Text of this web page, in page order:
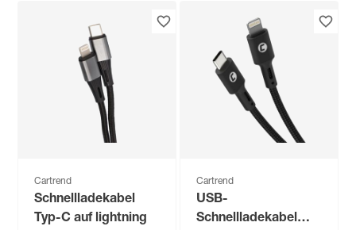
Cartrend
Schnellladekabel
Typ-C auf lightning
Cartrend
USB-
Schnellladekabel